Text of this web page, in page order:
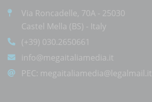
Via Roncadelle, 70A - 25030
Castel Mella (BS) - Italy
(+39) 030.2650661
info@megaitaliamedia.it
PEC: megaitaliamedia@legalmail.it